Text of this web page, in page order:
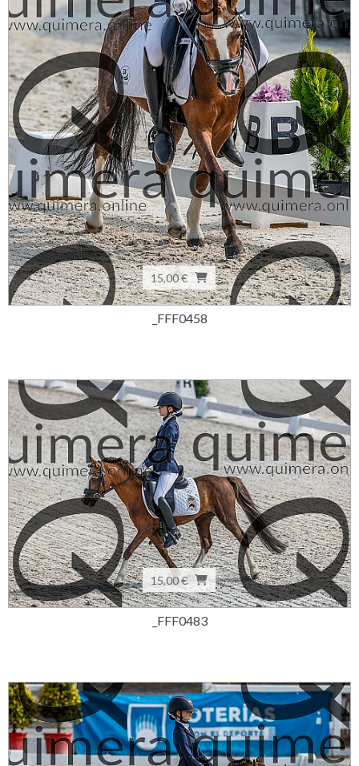
15,00 €
_FFF0458
15,00 €
_FFF0483